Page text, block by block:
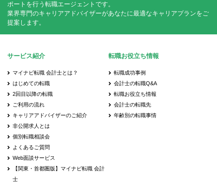
ポートを行う転職エージェントです。
業界専門のキャリアアドバイザーがあなたに最適なキャリアプランをご
提案します。
サービス紹介
マイナビ転職 会計士とは？
はじめての転職
2回目以降の転職
ご利用の流れ
キャリアアドバイザーのご紹介
非公開求人とは
個別転職相談会
よくあるご質問
Web面談サービス
【関東・首都圏版】マイナビ転職 会計
士
転職お役立ち情報
転職成功事例
会計士の転職Q&A
転職お役立ち情報
会計士の転職先
年齢別の転職事情